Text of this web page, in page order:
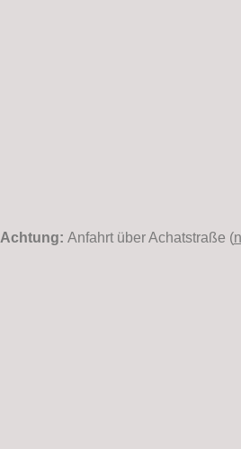
Achtung: Anfahrt über Achatstraße (